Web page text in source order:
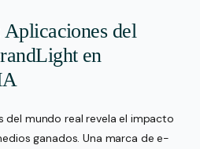
Aplicaciones del
en
del mundo real revela el impacto
ganados. Una marca de e-